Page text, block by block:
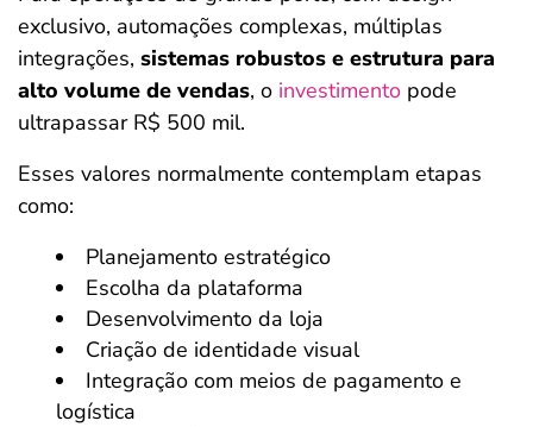
exclusivo, automações complexas, múltiplas
integrações, sistemas robustos e estrutura para
alto volume de vendas, o investimento pode
ultrapassar R$ 500 mil.
Esses valores normalmente contemplam etapas
como:
Planejamento estratégico
Escolha da plataforma
Desenvolvimento da loja
Criação de identidade visual
Integração com meios de pagamento e
logística